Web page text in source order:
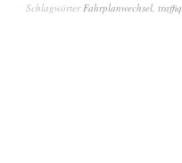
SchlagwörterFahrplanwechsel, traffiq